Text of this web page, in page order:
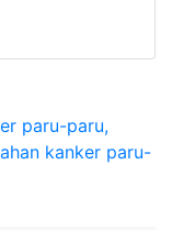
paru-paru,
kanker paru-